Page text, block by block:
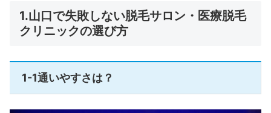
1.山口で失敗しない脱毛サロン・医療脱毛
クリニックの選び方
1-1通いやすさは？